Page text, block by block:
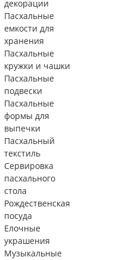
декорации
Пасхальные
емкости для
хранения
Пасхальные
кружки и чашки
Пасхальные
подвески
Пасхальные
формы для
выпечки
Пасхальный
текстиль
Сервировка
пасхального
стола
Рождественская
посуда
Елочные
украшения
Музыкальные